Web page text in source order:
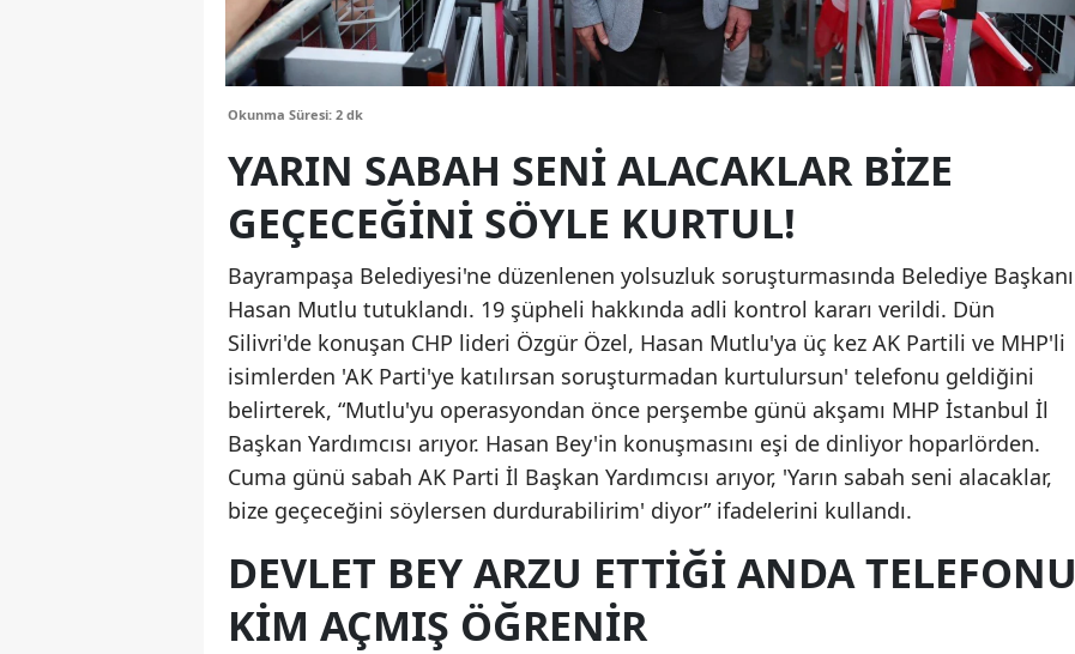
Okunma Süresi: 2 dk
YARIN SABAH SENİ ALACAKLAR BİZE
GEÇECEĞİNİ SÖYLE KURTUL!
Bayrampaşa Belediyesi'ne düzenlenen yolsuzluk soruşturmasında Belediye Başkanı
Hasan Mutlu tutuklandı. 19 şüpheli hakkında adli kontrol kararı verildi. Dün
Silivri'de konuşan CHP lideri Özgür Özel, Hasan Mutlu'ya üç kez AK Partili ve MHP'li
isimlerden 'AK Parti'ye katılırsan soruşturmadan kurtulursun' telefonu geldiğini
belirterek, “Mutlu'yu operasyondan önce perşembe günü akşamı MHP İstanbul İl
Başkan Yardımcısı arıyor. Hasan Bey'in konuşmasını eşi de dinliyor hoparlörden.
Cuma günü sabah AK Parti İl Başkan Yardımcısı arıyor, 'Yarın sabah seni alacaklar,
bize geçeceğini söylersen durdurabilirim' diyor” ifadelerini kullandı.
DEVLET BEY ARZU ETTİĞİ ANDA TELEFONU
KİM AÇMIŞ ÖĞRENİR